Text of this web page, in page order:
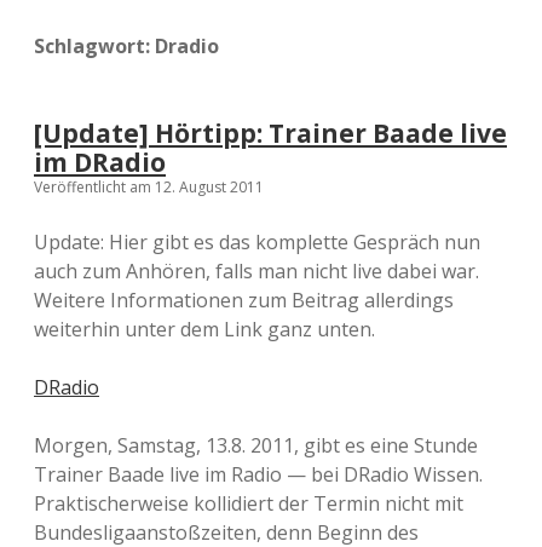
Schlagwort: Dradio
[Update] Hörtipp: Trainer Baade live
im DRadio
Veröffentlicht am 12. August 2011
Update: Hier gibt es das komplette Gespräch nun
auch zum Anhören, falls man nicht live dabei war.
Weitere Informationen zum Beitrag allerdings
weiterhin unter dem Link ganz unten.
DRadio
Morgen, Samstag, 13.8. 2011, gibt es eine Stunde
Trainer Baade live im Radio — bei DRadio Wissen.
Praktischerweise kollidiert der Termin nicht mit
Bundesligaanstoßzeiten, denn Beginn des